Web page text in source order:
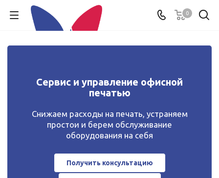
0
Сервис и управление офисной
печатью
Снижаем расходы на печать, устраняем
простои и берем обслуживание
оборудования на себя
Получить консультацию